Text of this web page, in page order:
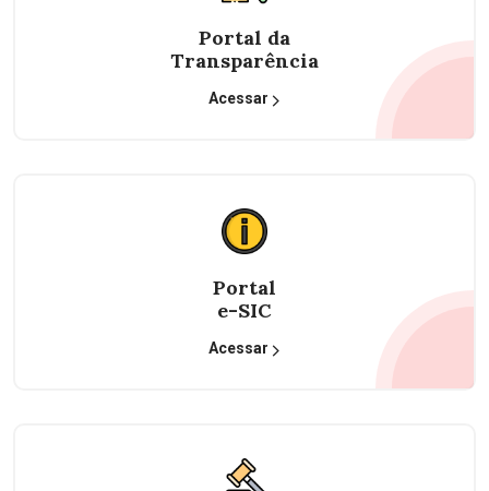
Portal da
Transparência
Acessar
Portal
e-SIC
Acessar